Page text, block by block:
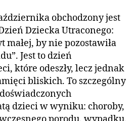
obchodzony jest
Dziecka Utraconego:
małej, by nie pozostawiła
Jest to dzień
które odeszły, lecz jednak
bliskich. To szczególny
dzieci w wyniku: choroby,